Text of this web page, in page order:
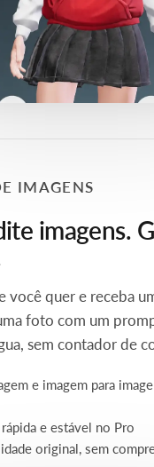
IMAGENS
imagens.
você quer e receba
foto com um
sem contador de
e imagem para